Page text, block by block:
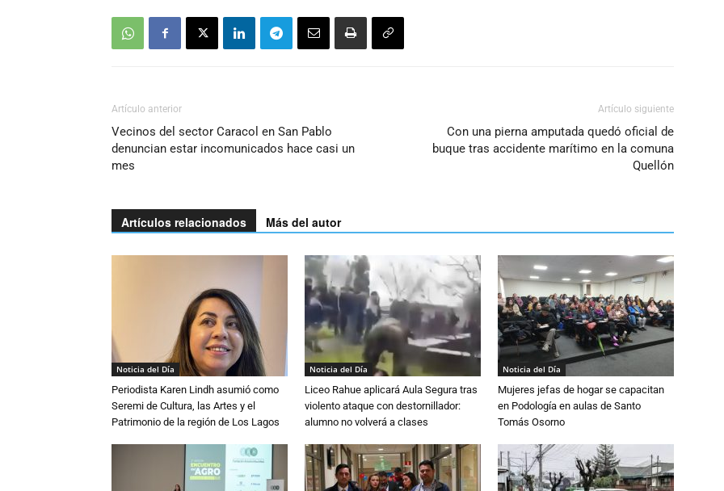
Artículo anterior
Vecinos del sector Caracol en San Pablo
denuncian estar incomunicados hace casi un
mes
Artículo siguiente
Con una pierna amputada quedó oficial de
buque tras accidente marítimo en la comuna
Quellón
Artículos relacionados Más del autor
Noticia del Día
Periodista Karen Lindh asumió como
Seremi de Cultura, las Artes y el
Patrimonio de la región de Los Lagos
Noticia del Día
Liceo Rahue aplicará Aula Segura tras
violento ataque con destornillador:
alumno no volverá a clases
Noticia del Día
Mujeres jefas de hogar se capacitan
en Podología en aulas de Santo
Tomás Osorno